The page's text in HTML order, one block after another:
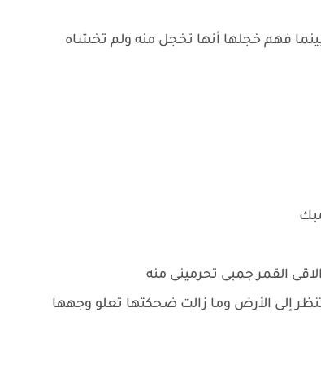
فهم خجلها أنها تخجل منه ولم تخشاه
القمر جمبى تحرمينى منه
إلى الأرض وما زالت ضحكتها تعلو وجهها